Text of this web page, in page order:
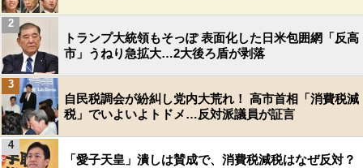
トランプ大統領もそっぽ 表面化した日米包囲網「反高
市」うねり急拡大…2大後ろ盾が剥落
2
自民税調会が紛糾し党内大荒れ！ 高市首相「消費税減
税」でいよいよトドメ…反対派議員が証言
3
「愛子天皇」潰しは賛成で、消費税減税はなぜ反対？
4